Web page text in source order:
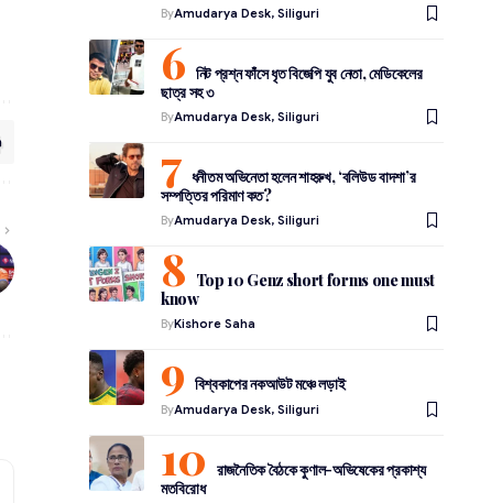
ByAmudarya Desk, Siliguri
নিট প্রশ্ন ফাঁসে ধৃত বিজেপি যুব নেতা, মেডিকেলের
ছাত্র সহ ৩
ByAmudarya Desk, Siliguri
ধনীতম অভিনেতা হলেন শাহরুখ, ‘বলিউড বাদশা’র
সম্পত্তির পরিমাণ কত?
ByAmudarya Desk, Siliguri
Top 10 Genz short forms one must
know
ByKishore Saha
বিশ্বকাপের নকআউট মঞ্চে লড়াই
ByAmudarya Desk, Siliguri
রাজনৈতিক বৈঠকে কুণাল-অভিষেকের প্রকাশ্য
মতবিরোধ